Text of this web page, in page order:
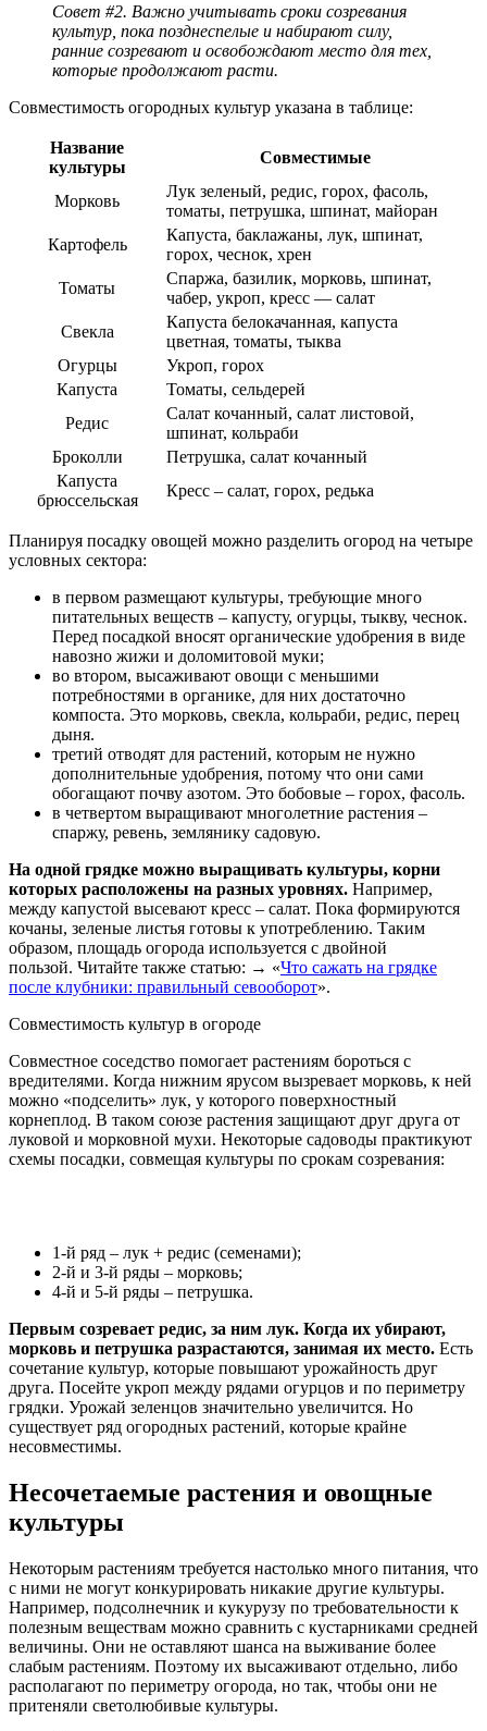
Совет #2. Важно учитывать сроки созревания
культур, пока позднеспелые и набирают силу,
ранние созревают и освобождают место для тех,
которые продолжают расти.
Совместимость огородных культур указана в таблице:
Название
культуры
Совместимые
Морковь
Лук зеленый, редис, горох, фасоль,
томаты, петрушка, шпинат, майоран
Картофель
Капуста, баклажаны, лук, шпинат,
горох, чеснок, хрен
Томаты
Спаржа, базилик, морковь, шпинат,
чабер, укроп, кресс — салат
Свекла
Капуста белокачанная, капуста
цветная, томаты, тыква
Огурцы
Укроп, горох
Капуста
Томаты, сельдерей
Редис
Салат кочанный, салат листовой,
шпинат, кольраби
Броколли
Петрушка, салат кочанный
Капуста
брюссельская
Кресс – салат, горох, редька
Планируя посадку овощей можно разделить огород на четыре
условных сектора:
в первом размещают культуры, требующие много
питательных веществ – капусту, огурцы, тыкву, чеснок.
Перед посадкой вносят органические удобрения в виде
навозно жижи и доломитовой муки;
во втором, высаживают овощи с меньшими
потребностями в органике, для них достаточно
компоста. Это морковь, свекла, кольраби, редис, перец
дыня.
третий отводят для растений, которым не нужно
дополнительные удобрения, потому что они сами
обогащают почву азотом. Это бобовые – горох, фасоль.
в четвертом выращивают многолетние растения –
спаржу, ревень, землянику садовую.
На одной грядке можно выращивать культуры, корни
которых расположены на разных уровнях. Например,
между капустой высевают кресс – салат. Пока формируются
кочаны, зеленые листья готовы к употреблению. Таким
образом, площадь огорода используется с двойной
пользой. Читайте также статью: → «Что сажать на грядке
после клубники: правильный севооборот».
Совместимость культур в огороде
Совместное соседство помогает растениям бороться с
вредителями. Когда нижним ярусом вызревает морковь, к ней
можно «подселить» лук, у которого поверхностный
корнеплод. В таком союзе растения защищают друг друга от
луковой и морковной мухи. Некоторые садоводы практикуют
схемы посадки, совмещая культуры по срокам созревания:
1-й ряд – лук + редис (семенами);
2-й и 3-й ряды – морковь;
4-й и 5-й ряды – петрушка.
Первым созревает редис, за ним лук. Когда их убирают,
морковь и петрушка разрастаются, занимая их место. Есть
сочетание культур, которые повышают урожайность друг
друга. Посейте укроп между рядами огурцов и по периметру
грядки. Урожай зеленцов значительно увеличится. Но
существует ряд огородных растений, которые крайне
несовместимы.
Несочетаемые растения и овощные
культуры
Некоторым растениям требуется настолько много питания, что
с ними не могут конкурировать никакие другие культуры.
Например, подсолнечник и кукурузу по требовательности к
полезным веществам можно сравнить с кустарниками средней
величины. Они не оставляют шанса на выживание более
слабым растениям. Поэтому их высаживают отдельно, либо
располагают по периметру огорода, но так, чтобы они не
притеняли светолюбивые культуры.